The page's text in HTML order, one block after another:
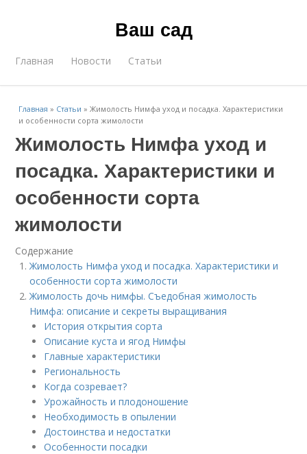
Ваш сад
Главная Новости Статьи
Главная » Статьи »Жимолость Нимфа уход и посадка. Характеристики
и особенности сорта жимолости
Жимолость Нимфа уход и
посадка. Характеристики и
особенности сорта
жимолости
Содержание
Жимолость Нимфа уход и посадка. Характеристики и
особенности сорта жимолости
Жимолость дочь нимфы. Съедобная жимолость
Нимфа: описание и секреты выращивания
История открытия сорта
Описание куста и ягод Нимфы
Главные характеристики
Региональность
Когда созревает?
Урожайность и плодоношение
Необходимость в опылении
Достоинства и недостатки
Особенности посадки